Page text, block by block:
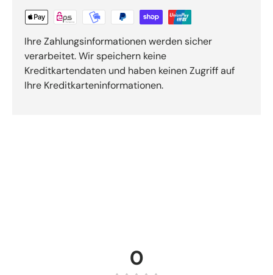
Ihre Zahlungsinformationen werden sicher
verarbeitet. Wir speichern keine
Kreditkartendaten und haben keinen Zugriff auf
Ihre Kreditkarteninformationen.
0